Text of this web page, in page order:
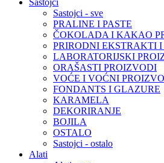
Sastojci
Sastojci - sve
PRALINE I PASTE
ČOKOLADA I KAKAO
PRIRODNI EKSTRAKTI I
LABORATORIJSKI
ORAŠASTI PROIZVODI
VOĆE I VOĆNI
FONDANTS I GLAZURE
KARAMELA
DEKORIRANJE
BOJILA
OSTALO
Sastojci - ostalo
Alati